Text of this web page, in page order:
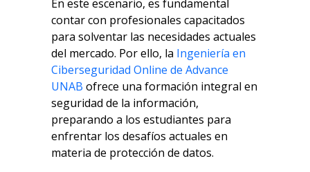
En este escenario, es fundamental
contar con profesionales capacitados
para solventar las necesidades actuales
del mercado. Por ello, la Ingeniería en
Ciberseguridad Online de Advance
UNAB ofrece una formación integral en
seguridad de la información,
preparando a los estudiantes para
enfrentar los desafíos actuales en
materia de protección de datos.